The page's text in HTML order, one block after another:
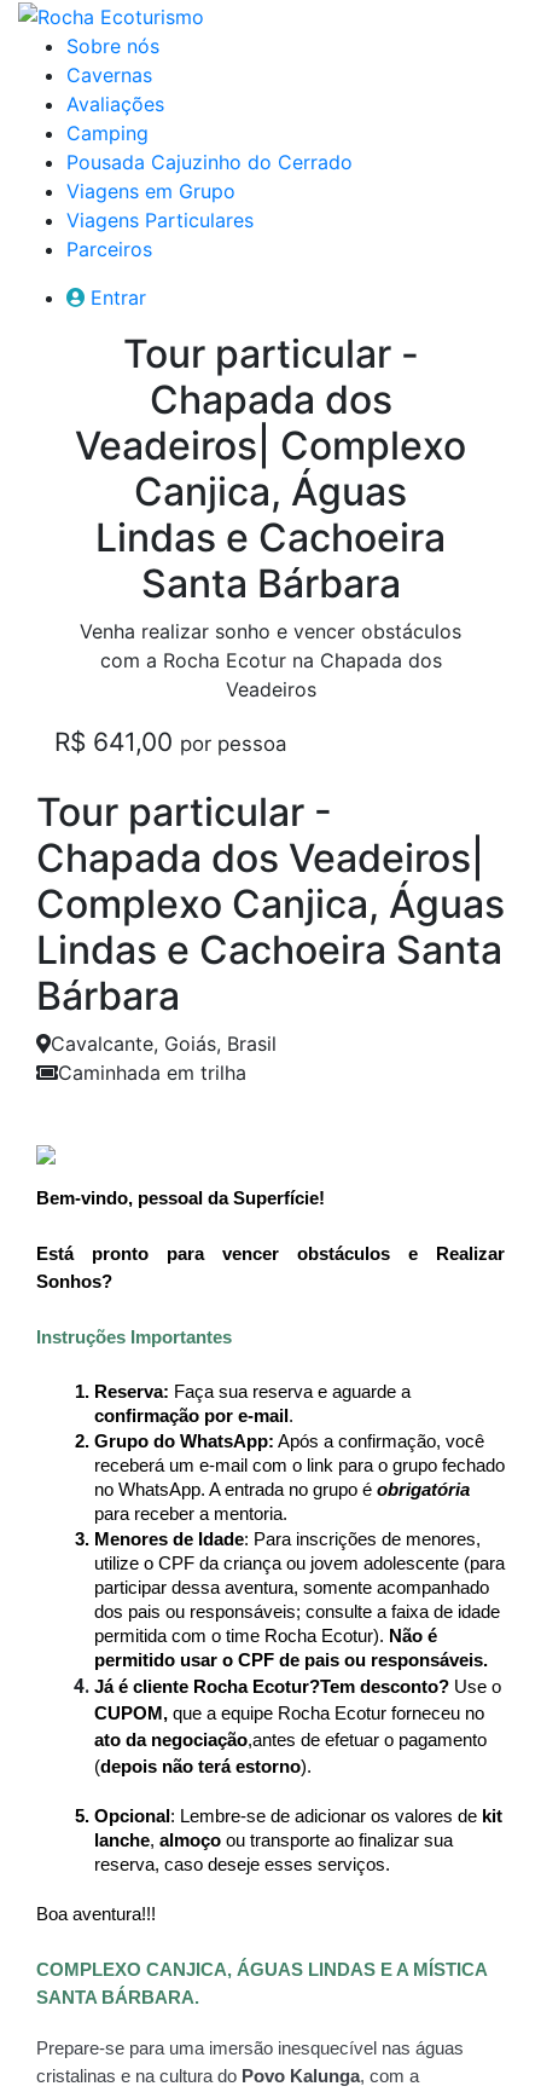
Sobre nós
Cavernas
Avaliações
Camping
Pousada Cajuzinho do Cerrado
Viagens em Grupo
Viagens Particulares
Parceiros
Entrar
Tour particular -
Chapada dos
Veadeiros| Complexo
Canjica, Águas
Lindas e Cachoeira
Santa Bárbara
Venha realizar sonho e vencer obstáculos
com a Rocha Ecotur na Chapada dos
Veadeiros
R$ 641,00 por pessoa
Tour particular -
Chapada dos Veadeiros|
Complexo Canjica, Águas
Lindas e Cachoeira Santa
Bárbara
Cavalcante, Goiás, Brasil
Caminhada em trilha
Bem-vindo, pessoal da Superfície!
Está pronto para vencer obstáculos e Realizar
Sonhos?
Instruções Importantes
Reserva:
confirmação por e-mail .
Grupo do WhatsApp: Após a confirmação, você
receberá um e-mail com o link para o grupo fechado
no WhatsApp. A entrada no grupo é obrigatória
para receber a mentoria.
Menores de Idade: Para inscrições de menores,
utilize o CPF da criança ou jovem adolescente (para
participar dessa aventura, somente acompanhado
dos pais ou responsáveis; consulte a faixa de idade
permitida com o time Rocha Ecotur). Não é
permitido usar o CPF de pais ou responsáveis.
Já é cliente Rocha Ecotur?Tem desconto?
CUPOM,
ato da negociação,antes de efetuar o pagamento
(depois não terá estorno).
Opcional : Lembre-se de adicionar os valores de kit
lanche, almoço ou transporte ao finalizar sua
reserva, caso deseje esses serviços.
Boa aventura!!!
COMPLEXO CANJICA, ÁGUAS LINDAS E A MÍSTICA
SANTA BÁRBARA.
Prepare-se para uma imersão inesquecível nas águas
cristalinas e na cultura do Povo Kalunga, com a